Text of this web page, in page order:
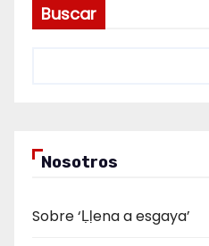
Buscar
Nosotros
Sobre ‘Ḷḷena a esgaya’